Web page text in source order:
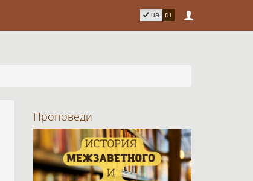
ua ru
Проповеди